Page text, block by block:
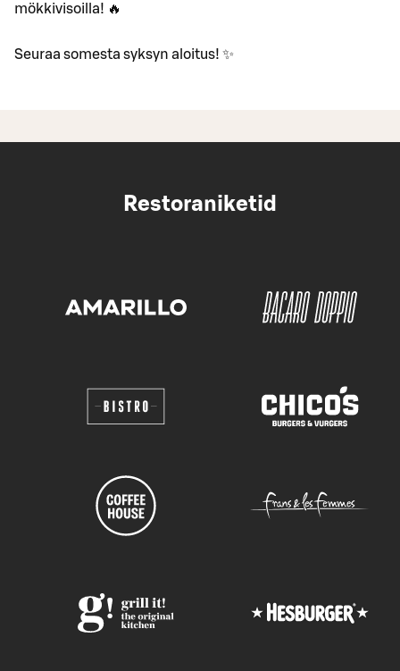
mökkivisoilla! 🔥
Seuraa somesta syksyn aloitus! ✨
Restoraniketid